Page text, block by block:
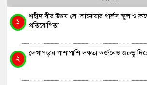
১
শহীদ বীর উত্তম লে. আনোয়ার গার্লস স্কুল ও
প্রতিযোগিতা
২
লেখাপড়ার পাশাপাশি দক্ষতা অর্জনেও গুরুত্ব